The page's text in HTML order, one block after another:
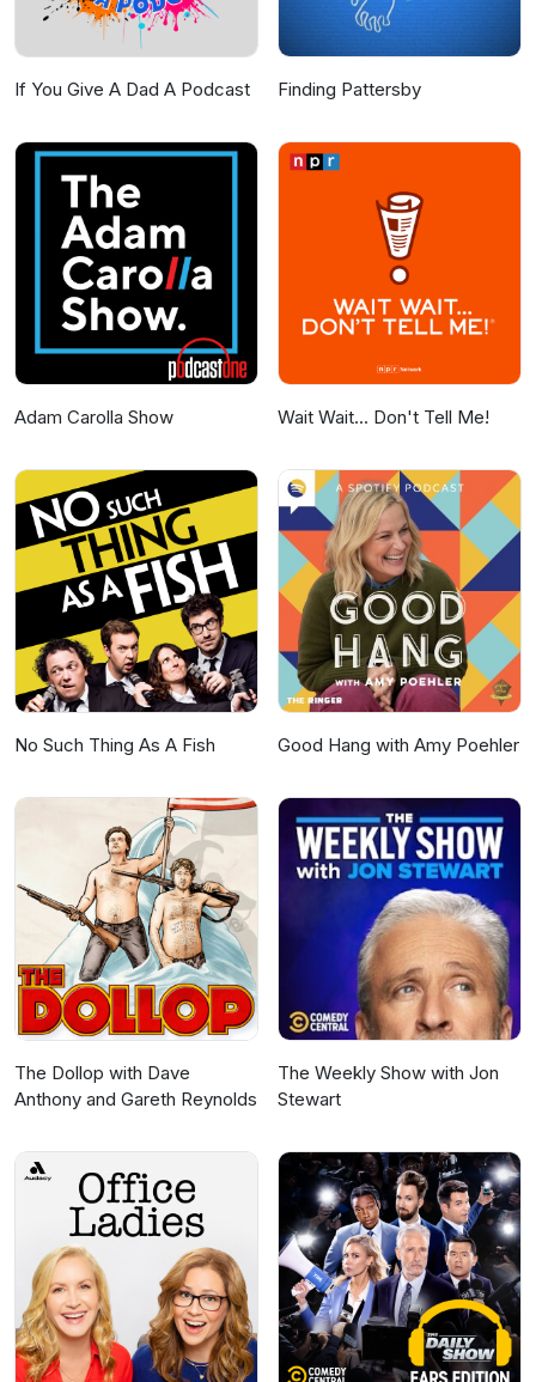
If You Give A Dad A Podcast Finding Pattersby
Adam Carolla Show Wait Wait... Don't Tell Me!
No Such Thing As A Fish Good Hang with Amy Poehler
The Dollop with Dave
Anthony and Gareth Reynolds
The Weekly Show with Jon
Stewart